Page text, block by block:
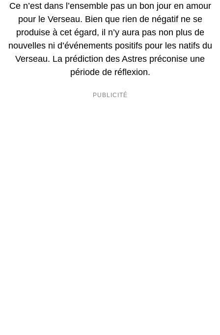
Ce n’est dans l’ensemble pas un bon jour en amour
pour le Verseau. Bien que rien de négatif ne se
produise à cet égard, il n’y aura pas non plus de
nouvelles ni d’événements positifs pour les natifs du
Verseau. La prédiction des Astres préconise une
période de réflexion.